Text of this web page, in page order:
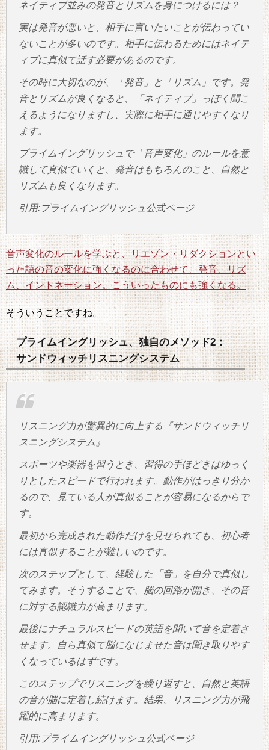
ネイティブ並みの発音とリズムを身につけるには？
実は発音が悪いと、相手に言いたいことが伝わってい
ないことが多いのです。相手に伝わるためにはネイテ
ィブに真似て話す必要があるのです。
その時に大切なのが、「発音」と「リズム」です。発
音とリズムが良くなると、「ネイティブ」っぽく聞こ
えるようになりますし、実際に相手に通じやすくなり
ます。
プライムイングリッシュで「音声変化」のルールを意
識して真似ていくと、発音はもちろんのこと、自然と
リズムも良くなります。
引用:プライムイングリッシュ公式ページ
音声変化のルールを学ぶと、リエゾン・リダクションとい
った語の音の変化に強くなるのに合わせて、発音、リズ
ム、イントネーション。こういったものにも強くなる。
そういうことですね。
プライムイングリッシュ、独自のメソッド2：
サンドウィッチリスニングシステム
リスニング力が驚異的に向上する『サンドウィッチリ
スニングシステム』
スポーツや楽器を習うとき、習得の手ほどきはゆっく
りとしたスピードで行われます。動作がはっきり分か
るので、見ている人が真似ることが容易になるからで
す。
最初から完成された動作だけを見せられても、初心者
には真似することが難しいのです。
次のステップとして、経験した「音」を自分で真似し
てみます。そうすることで、脳の回路が開き、その音
に対する認識力が高まります。
最後にナチュラルスピードの英語を聞いて音を定着さ
せます。自ら真似て脳になじませた音は聞き取りやす
くなっているはずです。
このステップでリスニングを繰り返すと、自然と英語
の音が脳に定着し続けます。結果、リスニング力が飛
躍的に高まります。
引用:プライムイングリッシュ公式ページ